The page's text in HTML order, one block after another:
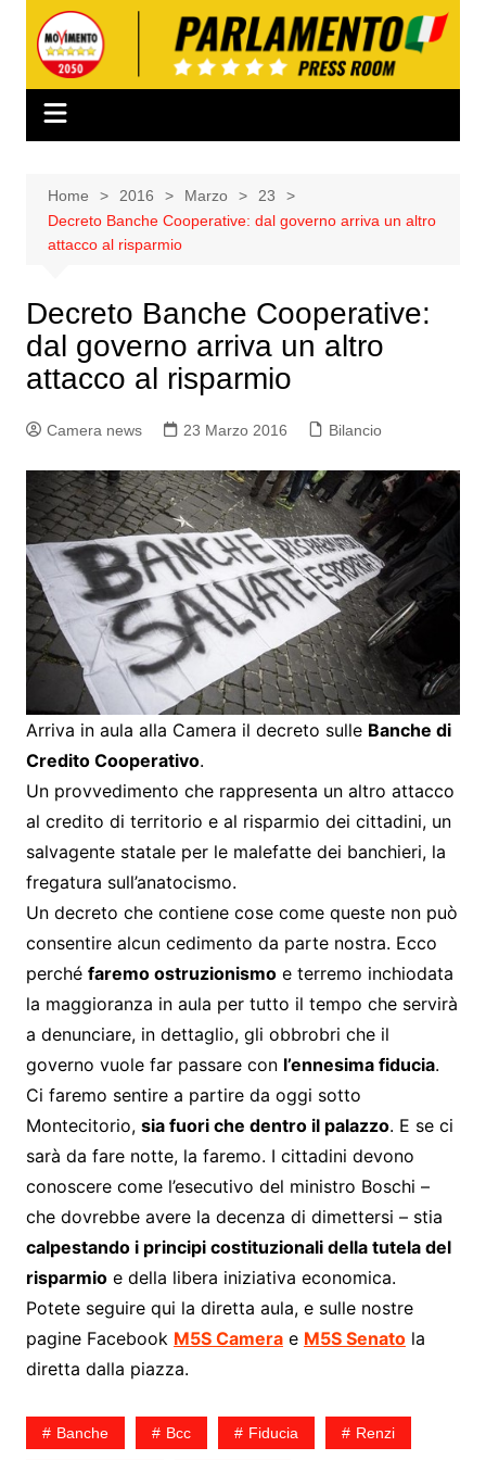
contenuto
Home 2016 Marzo
23
Decreto Banche Cooperative: dal governo arriva un altro
attacco al risparmio
Decreto Banche Cooperative:
dal governo arriva un altro
attacco al risparmio
Camera news 23 Marzo 2016 Bilancio
Arriva in aula alla Camera il decreto sulle Banche di
Credito Cooperativo.
Un provvedimento che rappresenta un altro attacco
al credito di territorio e al risparmio dei cittadini, un
salvagente statale per le malefatte dei banchieri, la
fregatura sull’anatocismo.
Un decreto che contiene cose come queste non può
consentire alcun cedimento da parte nostra. Ecco
perché faremo ostruzionismoe terremo inchiodata
la maggioranza in aula per tutto il tempo che servirà
a denunciare, in dettaglio, gli obbrobri che il
governo vuole far passare con l’ennesima fiducia.
Ci faremo sentire a partire da oggi sotto
Montecitorio, sia fuori che dentro il palazzo. E se ci
sarà da fare notte, la faremo. I cittadini devono
conoscere come l’esecutivo del ministro Boschi –
che dovrebbe avere la decenza di dimettersi – stia
calpestando i principi costituzionali della tutela del
risparmioe della libera iniziativa economica.
Potete seguire qui la diretta aula, e sulle nostre
pagine Facebook M5S Camerae M5S Senatola
diretta dalla piazza.
Banche Bcc Fiducia Renzi